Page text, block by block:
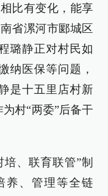
比有变化，能享
省漯河市郾城区
璐静正对村民如
纳医保等问题，
是十五里店村新
村“两委”后备干
、联育联管”制
养、管理等全链